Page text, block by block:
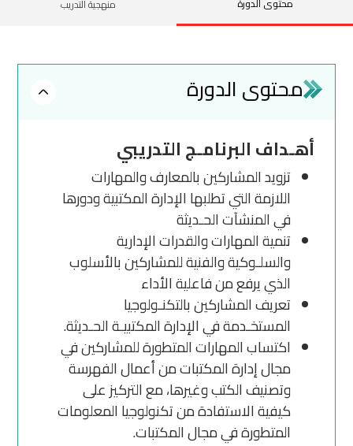
منهجية التدريب
محتوى الدورة
أهـداف البرنامـج التدريبي
تزويد المشاركين بالمعارف والمهارات
اللازمة التي تطلبها الإدارة المكتبية ودورها
في المنشآت الحـديثة
تنمية المهارات والقدرات الإدارية
والسلـوكية والفنية للمشاركين بالأسلوب
الذي يرفع من فاعلية الأداء
تعريف المشاركين بالتكنـولوجيا
المستخـدمة في الإدارة المكتبيـة الحـديثة.
اكتساب المهارات المتطورة للمشاركين في
مجال إدارة المكتبات من أعمال الفهرسة
وتصنيف الكتب وغيرها، مع التركيز على
كيفية الاستفادة من تكنولوجيا المعلومات
المتطورة في مجال المكتبات.